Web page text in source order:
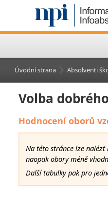
Úvodní strana Absolventi
Volba
Hodnocení oborů
Na této stránce lze
naopak obory méně
Další tabulky pak pro